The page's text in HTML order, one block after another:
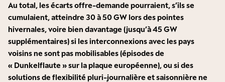
Au total, les écarts offre-demande pourraient, s’ils se
cumulaient, atteindre 30 à 50 GW lors des pointes
hivernales, voire bien davantage (jusqu’à 45 GW
supplémentaires) si les interconnexions avec les pays
voisins ne sont pas mobilisables (épisodes de
« Dunkelflaute » sur la plaque européenne), ou si des
solutions de flexibilité pluri-journalière et saisonnière ne